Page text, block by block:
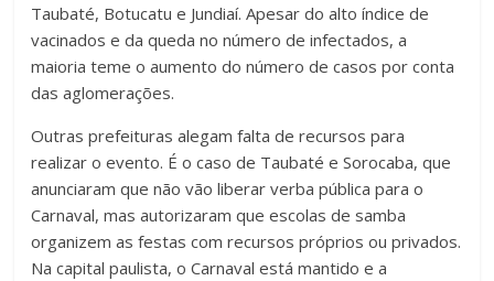
Taubaté, Botucatu e Jundiaí. Apesar do alto índice de
vacinados e da queda no número de infectados, a
maioria teme o aumento do número de casos por conta
das aglomerações.
Outras prefeituras alegam falta de recursos para
realizar o evento. É o caso de Taubaté e Sorocaba, que
anunciaram que não vão liberar verba pública para o
Carnaval, mas autorizaram que escolas de samba
organizem as festas com recursos próprios ou privados.
Na capital paulista, o Carnaval está mantido e a